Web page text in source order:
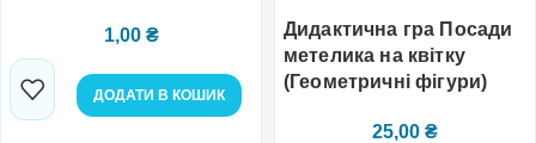
1,00 ₴
ДОДАТИ В КОШИК
Дидактична гра Посади
метелика на квітку
(Геометричні фігури)
25,00 ₴